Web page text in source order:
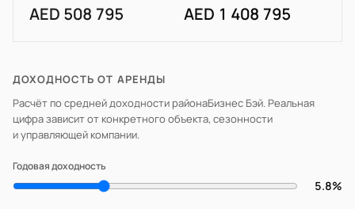
AED 508 795 AED 1 408 795
ДОХОДНОСТЬ ОТ АРЕНДЫ
Расчёт по средней доходности районаБизнес Бэй. Реальная
цифра зависит от конкретного объекта, сезонности
и управляющей компании.
Годовая доходность
5.8%